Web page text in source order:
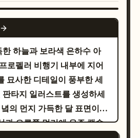
은 갈색 소파 의자에 앉아
니트 맥시 드레스 를 입고 있
은 머리를 어깨 위로 자연스
남성을 향해 몸을 살짝 돌리
간 수줍은 표정을 짓고 있습
고 심플한 밝은 색 반팔 셔츠
입고 있습니다. 짧은 검은 머
어야 하며, 연예인 같은 얼
여성보다 돋보여서는 안 됩
GPT IMAGE 2
하늘과 보라색 은하수 아
로펠러 비행기 내부에 지어
묘사한 디테일이 풍부한 세
타지 일러스트를 생성하세
의 먼지 가득한 달 표면이
과 오른쪽 멀리에 우주 캡슐